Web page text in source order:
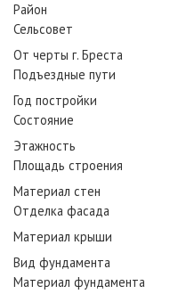
Район
Сельсовет
От черты г. Бреста
Подъездные пути
Год постройки
Состояние
Этажность
Площадь строения
Материал стен
Отделка фасада
Материал крыши
Вид фундамента
Материал фундамента